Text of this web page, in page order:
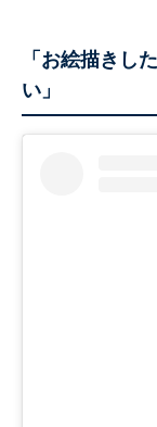
「お絵描きし
い」